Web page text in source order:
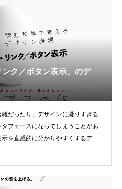
ク／ボタン表示」のデ
だったり、デザインに凝りすぎる
フェースになってしまうことがあ
を直感的に分かりやすくするデザ